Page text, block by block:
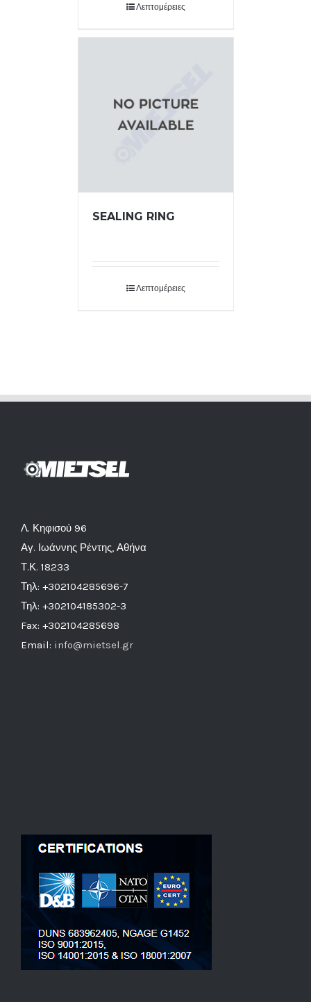
Λεπτομέρειες
SEALING RING
Λεπτομέρειες
Λ. Κηφισού 96
Αγ. Ιωάννης Ρέντης, Αθήνα
Τ.Κ. 18233
Τηλ: +302104285696-7
Τηλ: +302104185302-3
Fax: +302104285698
Email: info@mietsel.gr